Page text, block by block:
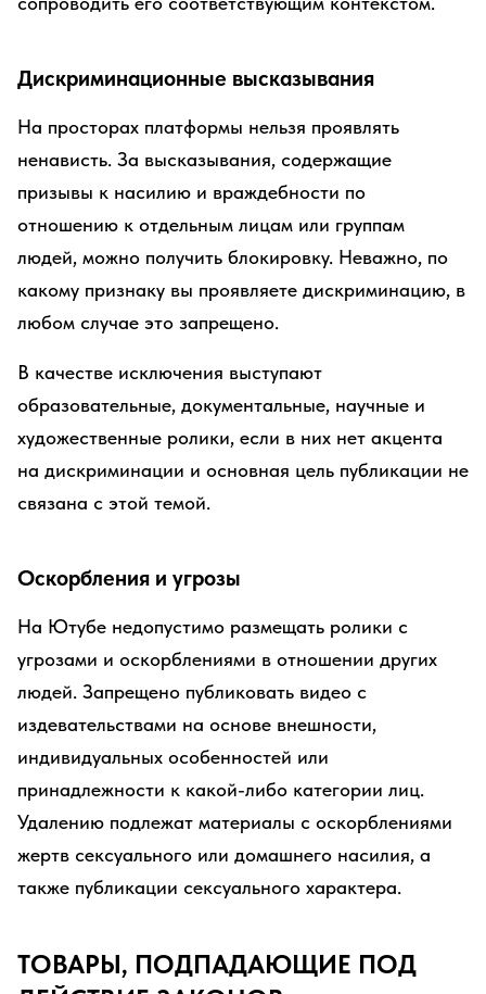
Дискриминационные высказывания
На просторах платформы нельзя проявлять
ненависть. За высказывания, содержащие
призывы к насилию и враждебности по
отношению к отдельным лицам или группам
людей, можно получить блокировку. Неважно, по
какому признаку вы проявляете дискриминацию, в
любом случае это запрещено.
В качестве исключения выступают
образовательные, документальные, научные и
художественные ролики, если в них нет акцента
на дискриминации и основная цель публикации не
связана с этой темой.
Оскорбления и угрозы
На Ютубе недопустимо размещать ролики с
угрозами и оскорблениями в отношении других
людей. Запрещено публиковать видео с
издевательствами на основе внешности,
индивидуальных особенностей или
принадлежности к какой-либо категории лиц.
Удалению подлежат материалы с оскорблениями
жертв сексуального или домашнего насилия, а
также публикации сексуального характера.
ТОВАРЫ, ПОДПАДАЮЩИЕ ПОД